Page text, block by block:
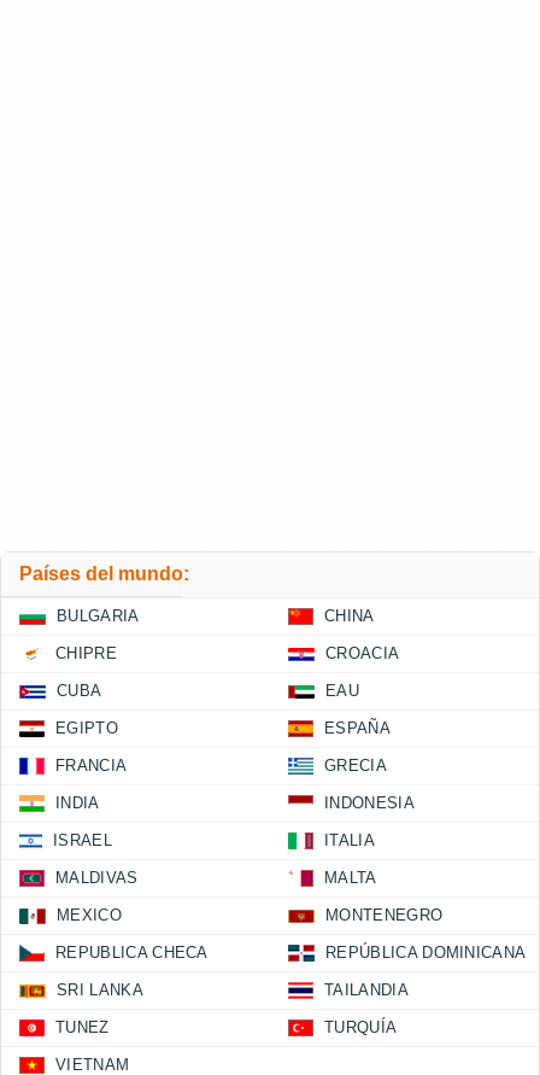
Países del mundo:
BULGARIA CHINA
CHIPRE CROACIA
CUBA EAU
EGIPTO ESPAÑA
FRANCIA GRECIA
INDIA INDONESIA
ISRAEL ITALIA
MALDIVAS MALTA
MEXICO MONTENEGRO
REPUBLICA CHECA REPÚBLICA DOMINICANA
SRI LANKA TAILANDIA
TUNEZ TURQUÍA
VIETNAM